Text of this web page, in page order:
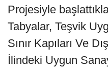
Projesiyle
Tabyalar, Teşvik
Sınır Kapıları Ve
İlindeki Uygun